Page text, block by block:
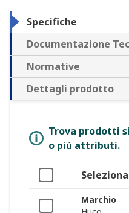
Specifiche
Documentazione
Normative
Dettagli prodotto
Trova prodotti
o più attributi.
Marchio